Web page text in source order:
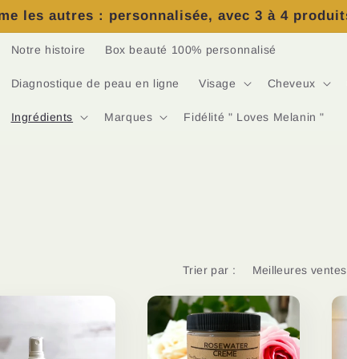
les autres : personnalisée, avec 3 à 4
Notre histoire Box beauté 100% personnalisé
Diagnostique de peau en ligne Visage Cheveux
Ingrédients Marques Fidélité " Loves Melanin "
Trier par :